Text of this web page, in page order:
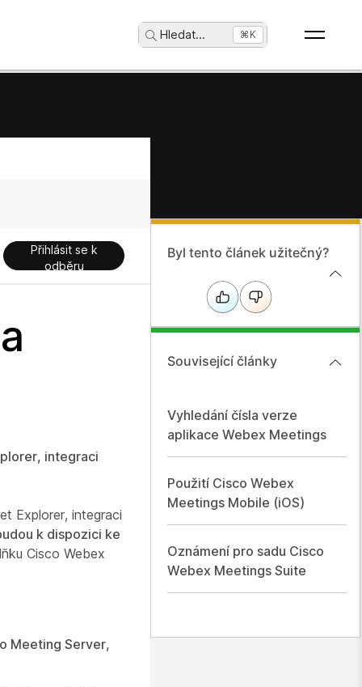
Hledat... ⌘K
Přihlásit se k
odběru
integraci
Explorer, integraci
k dispozici ke
Cisco Webex
Meeting Server,
Byl tento článek užitečný?
Související články
Vyhledání čísla verze
aplikace Webex Meetings
Použití Cisco Webex
Meetings Mobile (iOS)
Oznámení pro sadu Cisco
Webex Meetings Suite